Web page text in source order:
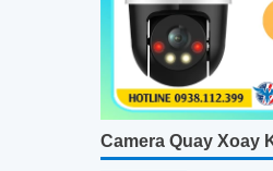
Camera Quay Xoay